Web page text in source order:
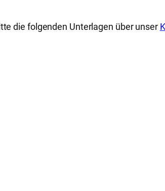
die folgenden Unterlagen über unser